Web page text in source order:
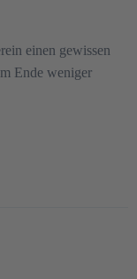
einen gewissen
Ende weniger